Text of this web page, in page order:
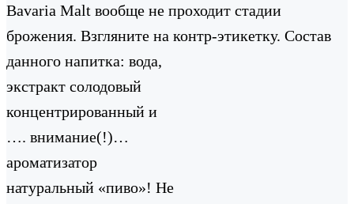
Bavaria Malt вообще не проходит стадии
брожения. Взгляните на контр-этикетку. Состав
данного напитка: вода,
экстракт солодовый
концентрированный и
…. внимание(!)…
ароматизатор
натуральный «пиво»! Не